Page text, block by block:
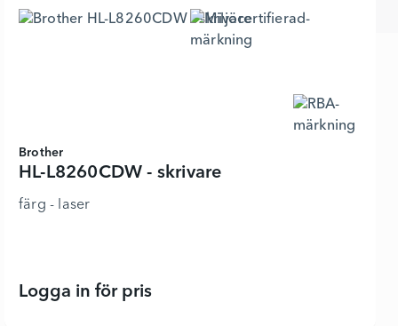
Brother
HL-L8260CDW - skrivare
färg - laser
Logga in för prisHL-L8260CDW - skrivare - 3601605